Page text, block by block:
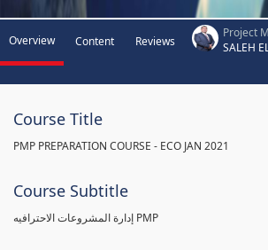
Overview Content Reviews
Project
SALEH
Course Title
PMP PREPARATION COURSE - ECO JAN 2021
Course Subtitle
إدارة المشروعات الاحترافيه PMP